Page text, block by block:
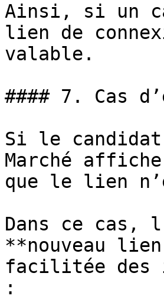
Ainsi, si un
lien de
valable.
#### 7. Cas
Si le
Marché
que le lien
Dans ce cas,
**nouveau
facilitée des
: